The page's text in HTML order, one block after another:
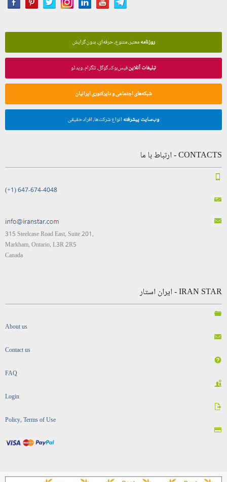
روزنامهمعتبر، متنوع، حرفه‌ای، بدون گرایش
تبلیغات آنلاینفیس‌بوک، گوگل، تلگرام، ویدئو
شبکه‌های اجتماعی و دایرکتوری ایرانیان
وب‌سایت پیشرفته انواع شرکت‌ها، افراد حقیقی
CONTACTS - ارتباط با ما
(+1) 647-674-4048
315 Steelcase Road East, Suite 201,
Markham, Ontario, L3R 2R5
Canada
IRAN STAR - ایران استار
About us
Contact us
FAQ
Login
Policy, Terms of Use